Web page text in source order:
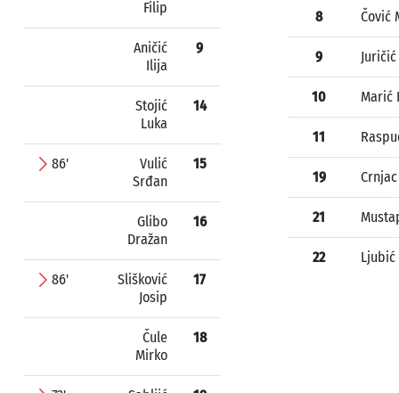
Filip
Aničić
Ilija
9
Stojić
Luka
14
86'
Vulić
Srđan
15
Glibo
Dražan
16
86'
Slišković
Josip
17
Čule
Mirko
18
8 Čović
9
10 Marić
11
19
21
22 Ljubić